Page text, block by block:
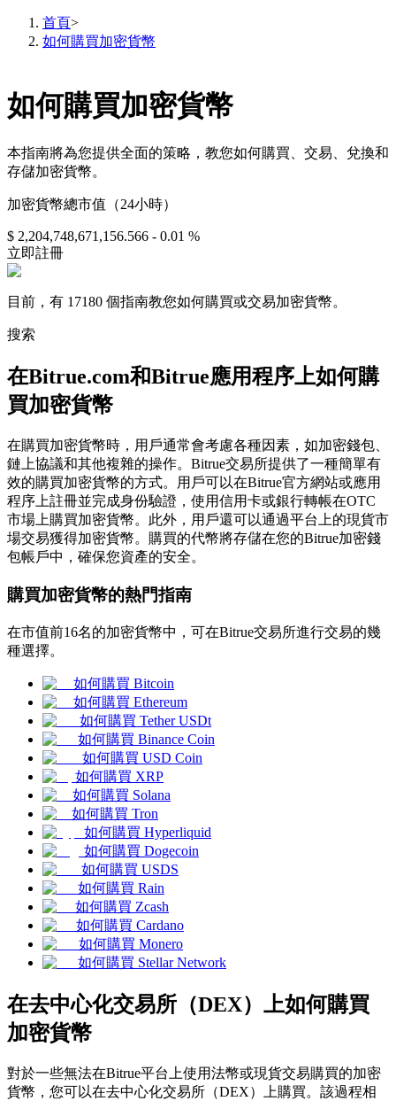
合約
幣本位永續
以數字貨幣為保證金的永續合約
TradFi
美股、外匯、貴金屬及大宗商品衍生性商品
USDC永續
多種以USDC結算的永續合約
跟單
與頂尖交易專家同行
首頁>
如何購買加密貨幣
如何購買加密貨幣
本指南將為您提供全面的策略，教您如何購買、交易、兌換和
存儲加密貨幣。
加密貨幣總市值（24小時）
$ 2,204,748,671,156.566 - 0.01 %
立即註冊
目前，有 17180 個指南教您如何購買或交易加密貨幣。
搜索
在Bitrue.com和Bitrue應用程序上如何購
買加密貨幣
在購買加密貨幣時，用戶通常會考慮各種因素，如加密錢包、
鏈上協議和其他複雜的操作。Bitrue交易所提供了一種簡單有
效的購買加密貨幣的方式。用戶可以在Bitrue官方網站或應用
程序上註冊並完成身份驗證，使用信用卡或銀行轉帳在OTC
市場上購買加密貨幣。此外，用戶還可以通過平台上的現貨市
場交易獲得加密貨幣。購買的代幣將存儲在您的Bitrue加密錢
包帳戶中，確保您資產的安全。
購買加密貨幣的熱門指南
在市值前16名的加密貨幣中，可在Bitrue交易所進行交易的幾
種選擇。
如何購買 Bitcoin
如何購買 Ethereum
如何購買 Tether USDt
如何購買 Binance Coin
如何購買 USD Coin
如何購買 XRP
如何購買 Solana
如何購買 Tron
如何購買 Hyperliquid
如何購買 Dogecoin
如何購買 USDS
如何購買 Rain
如何購買 Zcash
如何購買 Cardano
如何購買 Monero
如何購買 Stellar Network
在去中心化交易所（DEX）上如何購買
加密貨幣
對於一些無法在Bitrue平台上使用法幣或現貨交易購買的加密
貨幣，您可以在去中心化交易所（DEX）上購買。該過程相